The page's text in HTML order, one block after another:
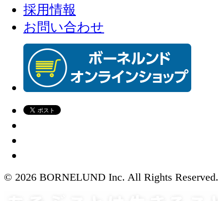
採用情報
お問い合わせ
© 2026 BORNELUND Inc. All Rights Reserved.